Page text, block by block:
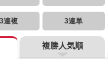
3連複 3連単
複勝人気順